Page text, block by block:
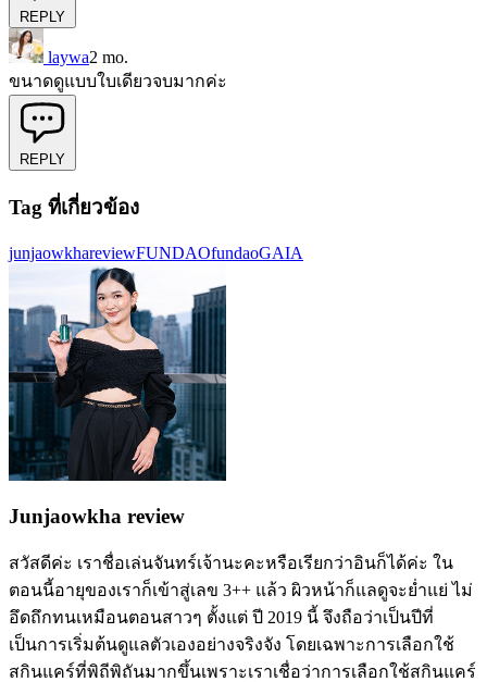
REPLY
laywa2 mo.
ขนาดดูแบบใบเดียวจบมากค่ะ
REPLY
Tag ที่เกี่ยวข้อง
junjaowkhareviewFUNDAOfundaoGAIA
Junjaowkha review
สวัสดีค่ะ เราชื่อเล่นจันทร์เจ้านะคะหรือเรียกว่าอินก็ได้ค่ะ ใน
ตอนนี้อายุของเราก็เข้าสู่เลข 3++ แล้ว ผิวหน้าก็แลดูจะย่ำแย่ ไม่
อึดถึกทนเหมือนตอนสาวๆ ตั้งแต่ ปี 2019 นี้ จึงถือว่าเป็นปีที่
เป็นการเริ่มต้นดูแลตัวเองอย่างจริงจัง โดยเฉพาะการเลือกใช้
สกินแคร์ที่พิถีพิถันมากขึ้นเพราะเราเชื่อว่าการเลือกใช้สกินแคร์